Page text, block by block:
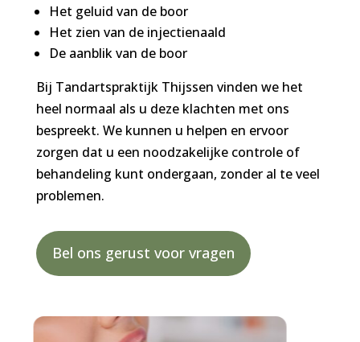
Het geluid van de boor
Het zien van de injectienaald
De aanblik van de boor
Bij Tandartspraktijk Thijssen vinden we het
heel normaal als u deze klachten met ons
bespreekt. We kunnen u helpen en ervoor
zorgen dat u een noodzakelijke controle of
behandeling kunt ondergaan, zonder al te veel
problemen.
Bel ons gerust voor vragen